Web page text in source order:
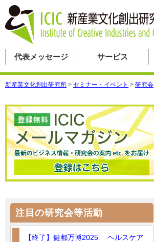
代表メッセージ サービス
新産業文化創出研究所 > セミナー・イベント > 研究会
注目の研究会等活動
【終了】健都万博2025 ヘルスケア